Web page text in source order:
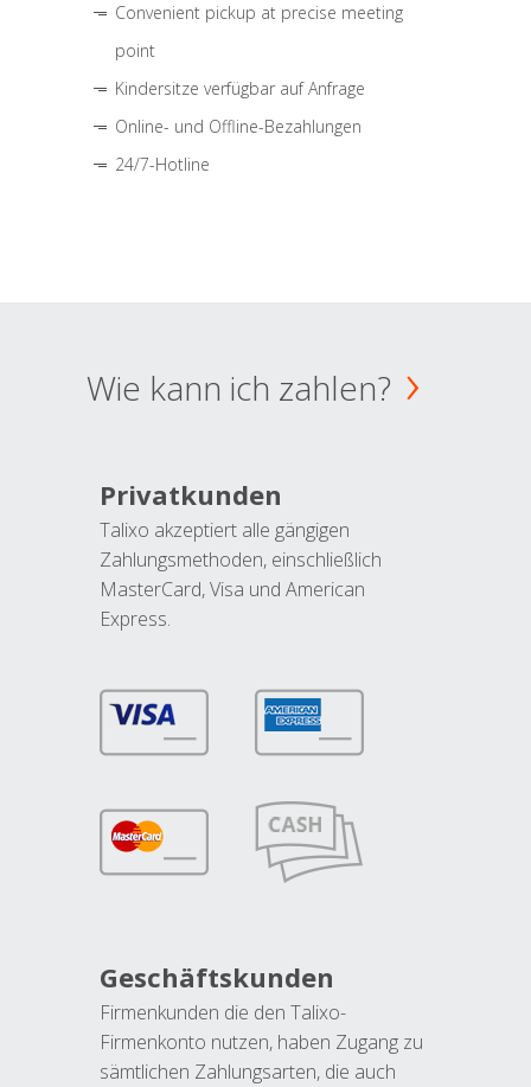
Convenient pickup at precise meeting
point
Kindersitze verfügbar auf Anfrage
Online- und Offline-Bezahlungen
24/7-Hotline
Wie kann ich zahlen?
Privatkunden
Talixo akzeptiert alle gängigen
Zahlungsmethoden, einschließlich
MasterCard, Visa und American
Express.
Geschäftskunden
Firmenkunden die den Talixo-
Firmenkonto nutzen, haben Zugang zu
sämtlichen Zahlungsarten, die auch